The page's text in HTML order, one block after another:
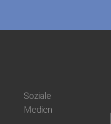
Soziale
Medien